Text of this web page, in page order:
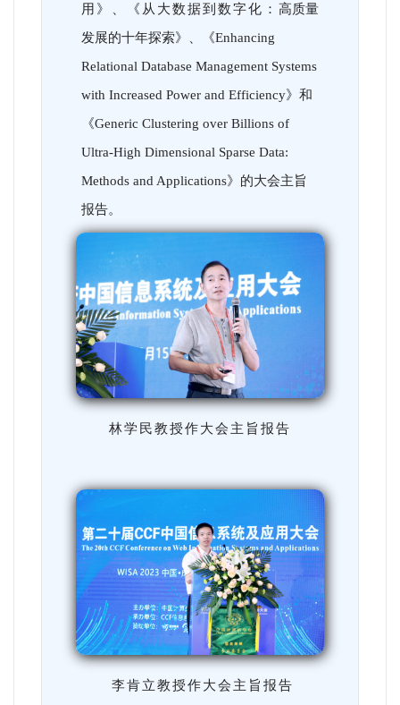
用》、《从大数据到数字化： 高质量
发展的十年探索》、《Enhancing
Relational Database Management Systems
with Increased Power and Efficiency》和
《Generic Clustering over Billions of
Ultra-High Dimensional Sparse Data:
Methods and Applications》的大会主旨
报告。
林学民教授作大会主旨报告
李肯立教授作大会主旨报告